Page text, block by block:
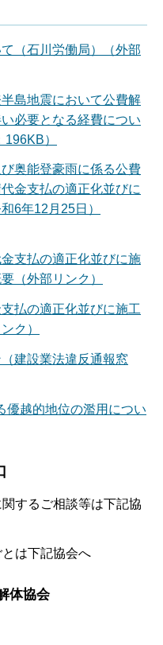
（石川労働局）（外部
島地震において公費解
必要となる経費につい
）
奥能登豪雨に係る公費
金支払の適正化並びに
6年12月25日）
支払の適正化並びに施
（外部リンク）
払の適正化並びに施工
ク）
建設業法違反通報窓
優越的地位の濫用につい
するご相談等は下記協
は下記協会へ
体協会